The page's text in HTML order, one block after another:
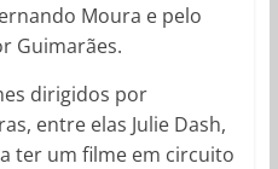
Moura e pelo
Guimarães.
dirigidos por
entre elas Julie Dash,
ter um filme em circuito